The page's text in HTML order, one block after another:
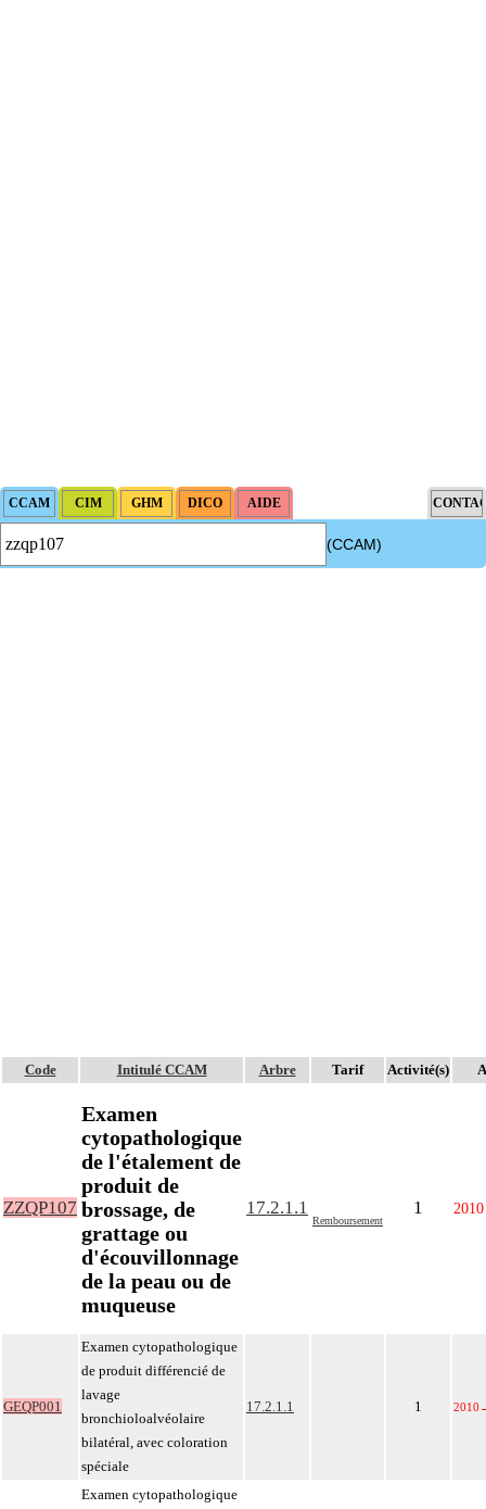
(CCAM)
Code Intitulé CCAM Arbre Tarif Activité(s)
ZZQP107
Examen
cytopathologique
de l'étalement de
produit de
brossage, de
grattage ou
d'écouvillonnage
de la peau ou de
muqueuse
17.2.1.1
Remboursement
1 2010
GEQP001
Examen cytopathologique
de produit différencié de
lavage
bronchioloalvéolaire
bilatéral, avec coloration
spéciale
17.2.1.1 1 2010
Examen cytopathologique